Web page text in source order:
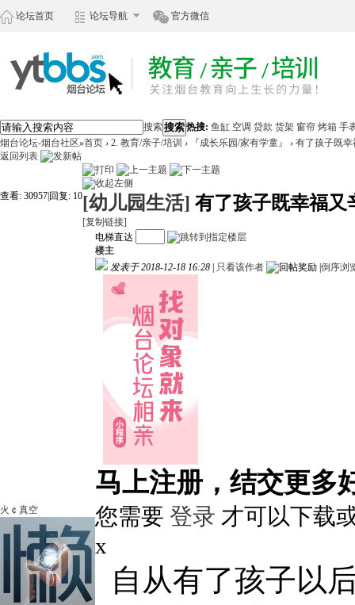
论坛首页 论坛导航 官方微信
搜索搜索热搜: 鱼缸 空调 贷款 货架 窗帘 烤箱 手
烟台论坛-烟台社区»首页 › 2. 教育/亲子/培训 › 『成长乐园/家有学童』 › 有了孩子既
返回列表
查看: 30957 回复: 10[幼儿园生活] 有了孩子既幸福又
[复制链接]
火￠真空
电梯直达
楼主
发表于 2018-12-18 16:28
只看该作者 倒序浏
马上注册，结交更多
您需要 登录 才可以下载
x
自从有了孩子以